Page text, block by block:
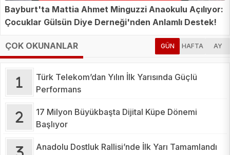
Bayburt'ta Mattia Ahmet Minguzzi Anaokulu Açılıyor:
Çocuklar Gülsün Diye Derneği'nden Anlamlı Destek!
ÇOK OKUNANLAR GÜN HAFTA AY
Türk Telekom’dan Yılın İlk Yarısında Güçlü
Performans
17 Milyon Büyükbaşta Dijital Küpe Dönemi
Başlıyor
Anadolu Dostluk Rallisi’nde İlk Yarı Tamamlandı